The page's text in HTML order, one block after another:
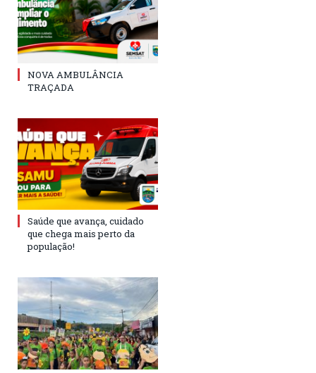
NOVA AMBULÂNCIA
TRAÇADA
Saúde que avança, cuidado
que chega mais perto da
população!